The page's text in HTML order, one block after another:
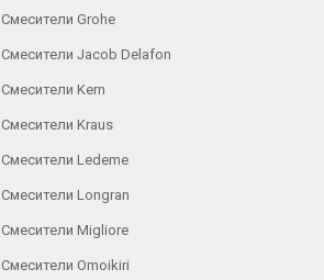
Смесители Grohe
Смесители Jacob Delafon
Смесители Kern
Смесители Kraus
Смесители Ledeme
Смесители Longran
Смесители Migliore
Смесители Omoikiri